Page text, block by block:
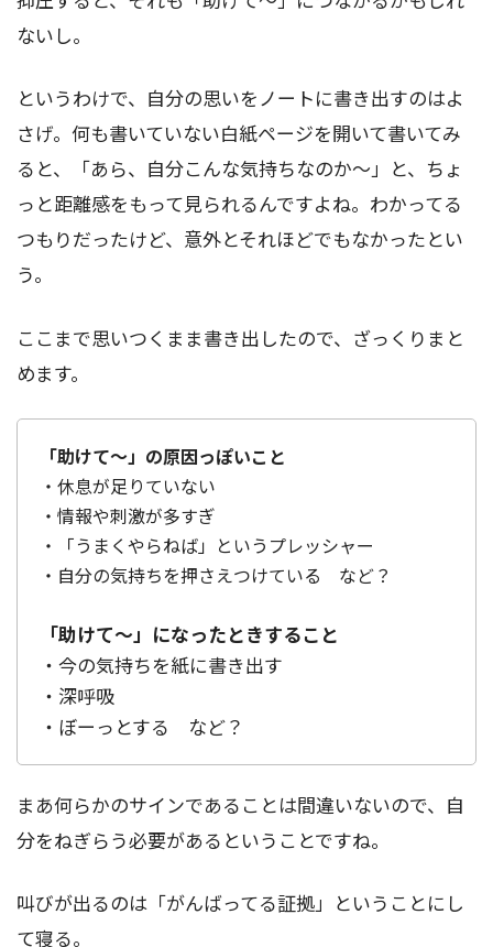
ないし。
というわけで、自分の思いをノートに書き出すのはよ
さげ。何も書いていない白紙ページを開いて書いてみ
ると、「あら、自分こんな気持ちなのか～」と、ちょ
っと距離感をもって見られるんですよね。わかってる
つもりだったけど、意外とそれほどでもなかったとい
う。
ここまで思いつくまま書き出したので、ざっくりまと
めます。
「助けて～」の原因っぽいこと
・休息が足りていない
・情報や刺激が多すぎ
・「うまくやらねば」というプレッシャー
・自分の気持ちを押さえつけている など？
「助けて～」になったときすること
・今の気持ちを紙に書き出す
・深呼吸
・ぼーっとする など？
まあ何らかのサインであることは間違いないので、自
分をねぎらう必要があるということですね。
叫びが出るのは「がんばってる証拠」ということにし
て寝る。